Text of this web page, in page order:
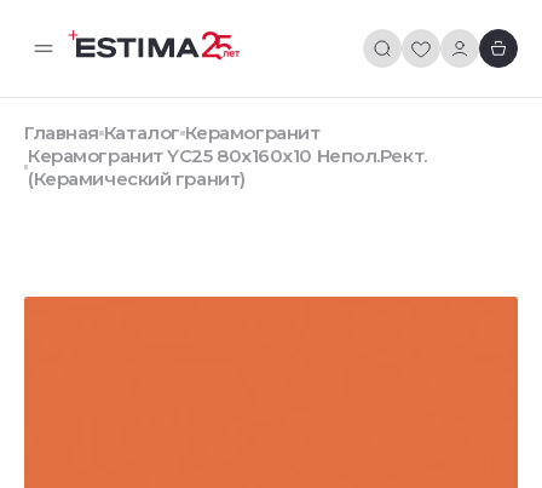
Главная Каталог Керамогранит
Керамогранит YC25 80x160x10 Непол.Рект.
(Керамический гранит)